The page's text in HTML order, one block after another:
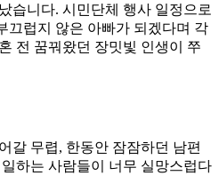
습니다. 시민단체 행사 일정으로
끄럽지 않은 아빠가 되겠다며 각
전 꿈꿔왔던 장밋빛 인생이 쭈
갈 무렵, 한동안 잠잠하던 남편
하는 사람들이 너무 실망스럽다